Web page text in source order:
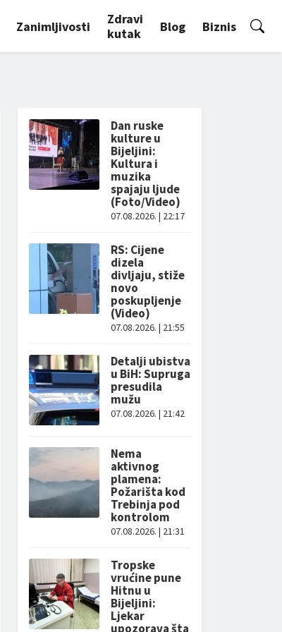
Zanimljivosti
Zdravi
kutak
Blog Biznis
Dan ruske
kulture u
Bijeljini:
Kultura i
muzika
spajaju ljude
(Foto/Video)
07.08.2026. | 22:17
RS: Cijene
dizela
divljaju, stiže
novo
poskupljenje
(Video)
07.08.2026. | 21:55
Detalji ubistva
u BiH: Supruga
presudila
mužu
07.08.2026. | 21:42
Nema
aktivnog
plamena:
Požarišta kod
Trebinja pod
kontrolom
07.08.2026. | 21:31
Tropske
vrućine pune
Hitnu u
Bijeljini:
Ljekar
upozorava šta